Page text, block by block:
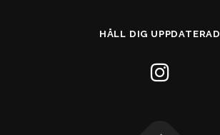
HÅLL DIG UPPDATERAD